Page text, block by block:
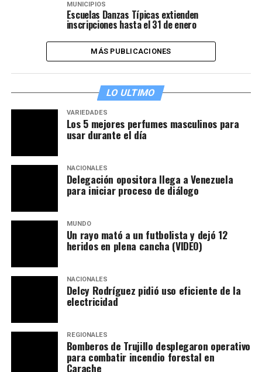
MUNICIPIOS
Escuelas Danzas Típicas extienden
inscripciones hasta el 31 de enero
MÁS PUBLICACIONES
LO ULTIMO
VARIEDADES
Los 5 mejores perfumes masculinos para
usar durante el día
NACIONALES
Delegación opositora llega a Venezuela
para iniciar proceso de diálogo
MUNDO
Un rayo mató a un futbolista y dejó 12
heridos en plena cancha (VIDEO)
NACIONALES
Delcy Rodríguez pidió uso eficiente de la
electricidad
REGIONALES
Bomberos de Trujillo desplegaron operativo
para combatir incendio forestal en
Carache